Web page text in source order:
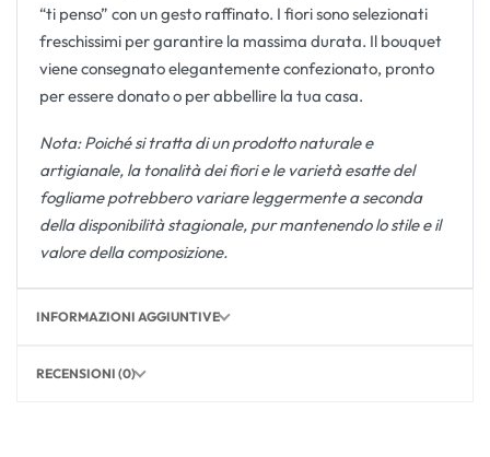
“ti penso” con un gesto raffinato. I fiori sono selezionati
freschissimi per garantire la massima durata. Il bouquet
viene consegnato elegantemente confezionato, pronto
per essere donato o per abbellire la tua casa.
Nota: Poiché si tratta di un prodotto naturale e
artigianale, la tonalità dei fiori e le varietà esatte del
fogliame potrebbero variare leggermente a seconda
della disponibilità stagionale, pur mantenendo lo stile e il
valore della composizione.
INFORMAZIONI AGGIUNTIVE
RECENSIONI (0)